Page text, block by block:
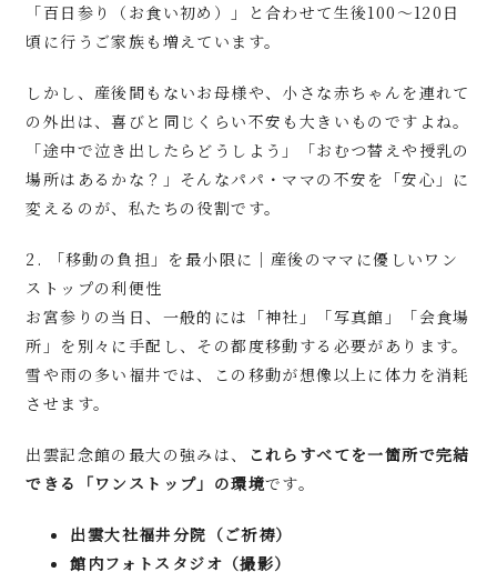
「百日参り（お食い初め）」と合わせて生後100〜120日
頃に行うご家族も増えています。
しかし、産後間もないお母様や、小さな赤ちゃんを連れて
の外出は、喜びと同じくらい不安も大きいものですよね。
「途中で泣き出したらどうしよう」「おむつ替えや授乳の
場所はあるかな？」そんなパパ・ママの不安を「安心」に
変えるのが、私たちの役割です。
2. 「移動の負担」を最小限に｜産後のママに優しいワン
ストップの利便性
お宮参りの当日、一般的には「神社」「写真館」「会食場
所」を別々に手配し、その都度移動する必要があります。
雪や雨の多い福井では、この移動が想像以上に体力を消耗
させます。
出雲記念館の最大の強みは、
これらすべてを一箇所で完結
できる「ワンストップ」の環境です。
出雲大社福井分院（ご祈祷）
館内フォトスタジオ（撮影）